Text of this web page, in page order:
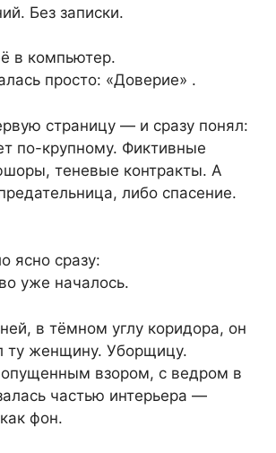
Без записки.
в компьютер.
просто: «Доверие» .
страницу — и сразу понял:
по-крупному. Фиктивные
теневые контракты. А
либо спасение.
ясно сразу:
уже началось.
в тёмном углу коридора, он
ту женщину. Уборщицу.
взором, с ведром в
частью интерьера —
фон.